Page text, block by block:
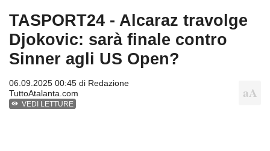
TASPORT24 - Alcaraz travolge
Djokovic: sarà finale contro
Sinner agli US Open?
06.09.2025 00:45 di Redazione
TuttoAtalanta.com
VEDI LETTURE